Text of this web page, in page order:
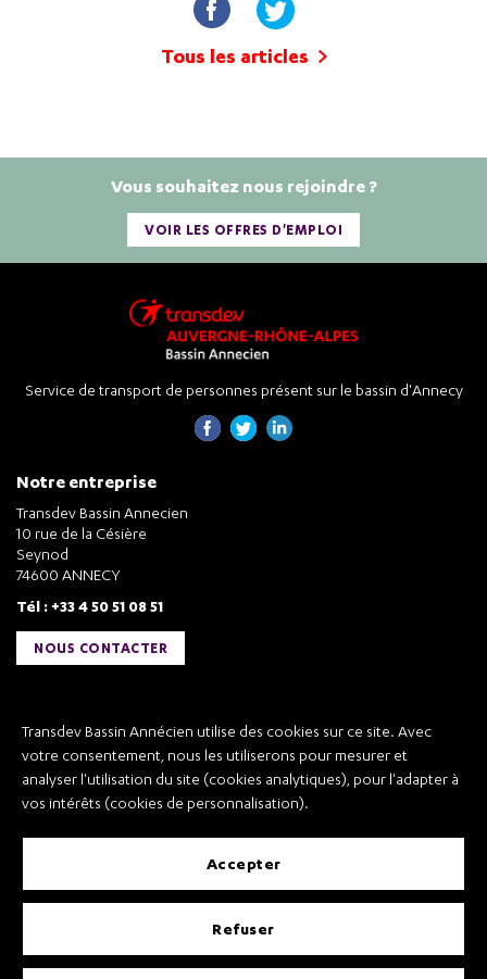
Transdev Bassin Annécien utilise des cookies sur ce site. Avec
votre consentement, nous les utiliserons pour mesurer et
analyser l'utilisation du site (cookies analytiques), pour l'adapter à
vos intérêts (cookies de personnalisation).
accepter
refuser
Tous les articles
Vous souhaitez nous rejoindre ?
VOIR LES OFFRES D'EMPLOI
Service de transport de personnes présent sur le bassin d'Annecy
Notre entreprise
Transdev Bassin Annecien
10 rue de la Césière
Seynod
74600 ANNECY
Tél : +33 4 50 51 08 51
NOUS CONTACTER
Transdev Bassin Annécien
Recrutement
Conditions Générales de Vente et Transport
Conditions Générales d’Utilisation
Règlement